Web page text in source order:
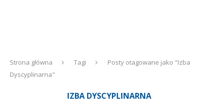
Strona główna Tagi
Posty otagowane jako "Izba
Dyscyplinarna"
IZBA DYSCYPLINARNA